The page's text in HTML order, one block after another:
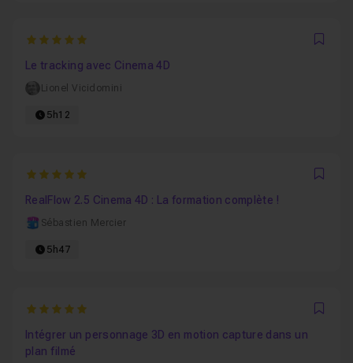
5
Le tracking avec Cinema 4D
Lionel Vicidomini
5h12
5
RealFlow 2.5 Cinema 4D : La formation complète !
Sébastien Mercier
5h47
5
Intégrer un personnage 3D en motion capture dans un
plan filmé